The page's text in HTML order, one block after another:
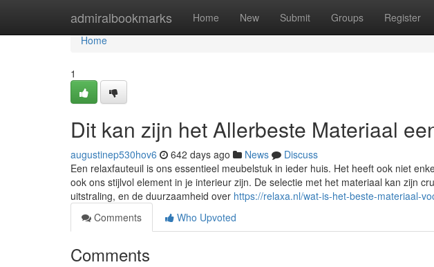
admiralbookmarks Home New Submit Groups Register
Home
Home
1
Dit kan zijn het Allerbeste Materiaal
augustinep530hov6 642 days ago News
Discuss
Een relaxfauteuil is ons essentieel meubelstuk in ieder huis. Het heeft ook niet
ook ons stijlvol element in je interieur zijn. De selectie met het materiaal kan zijn
uitstraling, en de duurzaamheid over https://relaxa.nl/wat-is-het-beste-materiaal-
Comments
Who Upvoted
Comments